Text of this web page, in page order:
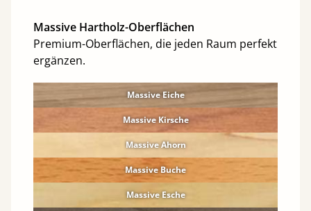
Massive Hartholz-Oberflächen
Premium-Oberflächen, die jeden Raum perfekt
ergänzen.
Massive Eiche
Massive Kirsche
Massive Ahorn
Massive Buche
Massive Esche